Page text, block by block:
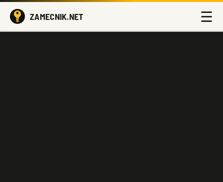
ZAMECNIK.NET ☰